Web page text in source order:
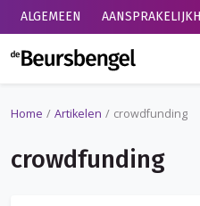
ALGEMEEN
de
Home Artikelen crowdfunding
crowdfunding